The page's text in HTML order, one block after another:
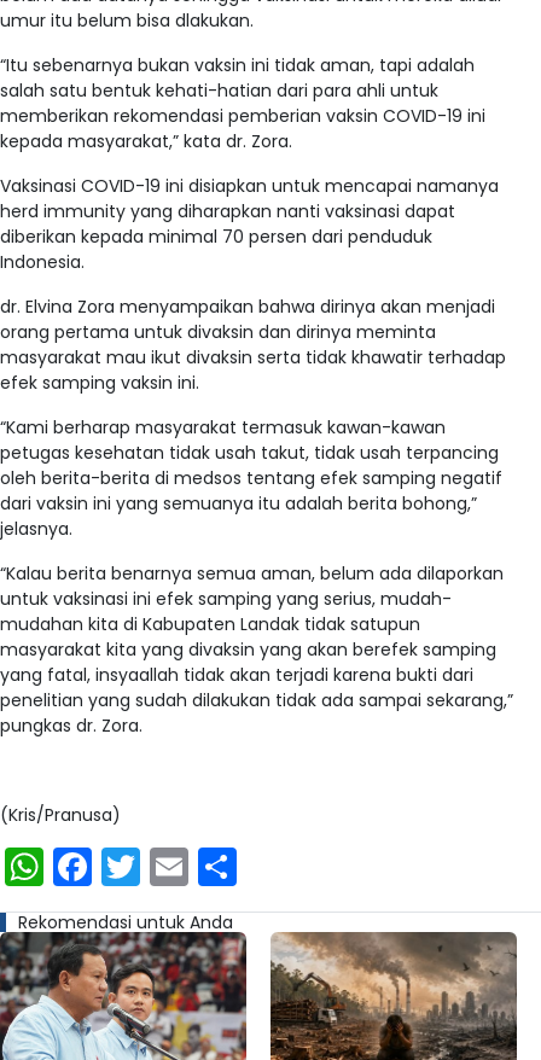
umur itu belum bisa dlakukan.
“Itu sebenarnya bukan vaksin ini tidak aman, tapi adalah
salah satu bentuk kehati-hatian dari para ahli untuk
memberikan rekomendasi pemberian vaksin COVID-19 ini
kepada masyarakat,” kata dr. Zora.
Vaksinasi COVID-19 ini disiapkan untuk mencapai namanya
herd immunity yang diharapkan nanti vaksinasi dapat
diberikan kepada minimal 70 persen dari penduduk
Indonesia.
dr. Elvina Zora menyampaikan bahwa dirinya akan menjadi
orang pertama untuk divaksin dan dirinya meminta
masyarakat mau ikut divaksin serta tidak khawatir terhadap
efek samping vaksin ini.
“Kami berharap masyarakat termasuk kawan-kawan
petugas kesehatan tidak usah takut, tidak usah terpancing
oleh berita-berita di medsos tentang efek samping negatif
dari vaksin ini yang semuanya itu adalah berita bohong,”
jelasnya.
“Kalau berita benarnya semua aman, belum ada dilaporkan
untuk vaksinasi ini efek samping yang serius, mudah-
mudahan kita di Kabupaten Landak tidak satupun
masyarakat kita yang divaksin yang akan berefek samping
yang fatal, insyaallah tidak akan terjadi karena bukti dari
penelitian yang sudah dilakukan tidak ada sampai sekarang,”
pungkas dr. Zora.
(Kris/Pranusa)
WhatsApp
Facebook
Twitter
Email
Rekomendasi untuk Anda